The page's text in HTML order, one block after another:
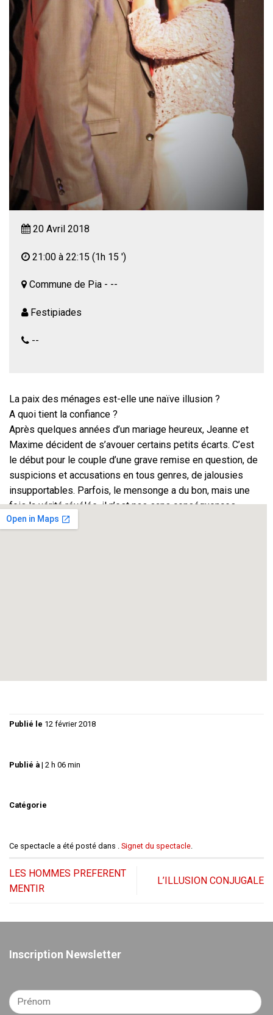
20 Avril 2018
21:00 à 22:15 (1h 15 ')
Commune de Pia - --
Festipiades
--
La paix des ménages est-elle une naïve illusion ?
A quoi tient la confiance ?
Après quelques années d’un mariage heureux, Jeanne et
Maxime décident de s’avouer certains petits écarts. C’est
le début pour le couple d’une grave remise en question, de
suspicions et accusations en tous genres, de jalousies
insupportables. Parfois, le mensonge a du bon, mais une
fois la vérité révélée, il n’est pas sans conséquences.
Une réflexion fine, subtile, réussie, sur l’amour, l’amitié et le
Publié le 12 février 2018
Publié à | 2 h 06 min
Catégorie
Ce spectacle a été posté dans . Signet du spectacle
LES HOMMES PREFERENT
MENTIR
L’ILLUSION CONJUGALE
Inscription Newsletter